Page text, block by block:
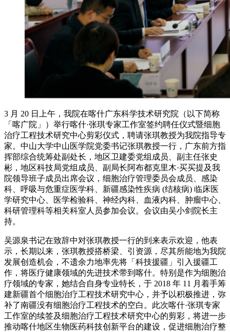
3 月 20 日上午，我院在喀什广东科学技术研究院（以下简称
「喀广院」）举行喀什·张琪专家工作室签约聘任仪式暨细胞
治疗工程技术研究中心剪彩仪式，聘请张琪教授为我院指导专
家。中山大学中山医学院党委书记张琪教授一行，广东前方指
挥部综合统筹处副处长，地区卫建委党组成员、副主任张史
彬，地区科技局党组成员、副局长阿布都克里木·买买提及我
院领导班子成员出席会议，细胞治疗管理委员会成员、感染
科、呼吸与危重症医学科、新疆感染性疾病 (结核病) 临床医
学研究中心、医学检验科、神经内科、血液内科、肿瘤中心、
科研管理科等相关科室人员参加会议。会议由吴小剑院长主
持。
吴源泉书记在致辞中对张琪教授一行的到来表示欢迎，他表
示，长期以来，张琪教授搭桥梁、引资源，尽其所能地为我院
发展创造机会，不遗余力地率先将「科技援疆」引入援疆工
作，将医疗健康领域的先进技术带到喀什。特别是作为细胞治
疗领域的专家，她结合自身专业特长，于 2018 年 11 月着手筹
建新疆首个细胞治疗工程技术研究中心，并予以积极推进，弥
补了南疆没有细胞治疗工程技术的空白。此次喀什·张琪专家
工作室的续签及细胞治疗工程技术研究中心的剪彩，将进一步
推动喀什地区生物医药科技创新平台的建设，促进细胞治疗整